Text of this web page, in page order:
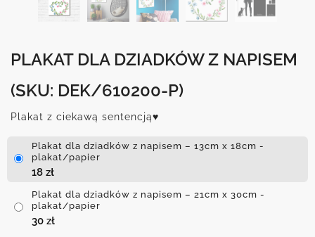
PLAKAT DLA DZIADKÓW Z NAPISEM
(SKU: DEK/610200-P)
Plakat z ciekawą sentencją♥
Plakat dla dziadków z napisem – 13cm x 18cm -
plakat/papier
18 zł
Plakat dla dziadków z napisem – 21cm x 30cm -
plakat/papier
30 zł